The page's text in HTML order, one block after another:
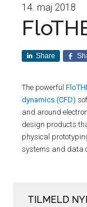
14. maj 2018
Share
The powerful
dynamics (CFD)
and around
design products
physical
systems and data
TILMELD